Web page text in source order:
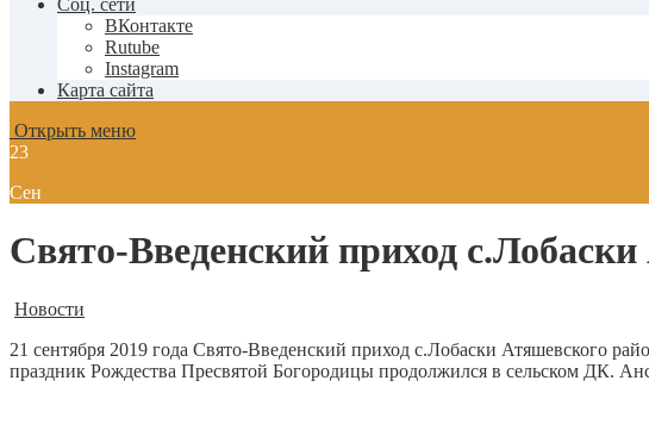
Соц. сети
ВКонтакте
Rutube
Instagram
Карта сайта
Открыть меню
23
Сен
Свято-Введенский приход
Новости
21 сентября 2019 года Свято-Введенский приход с.Лобаски Атяшевского
праздник Рождества Пресвятой Богородицы продолжился в сельском ДК.